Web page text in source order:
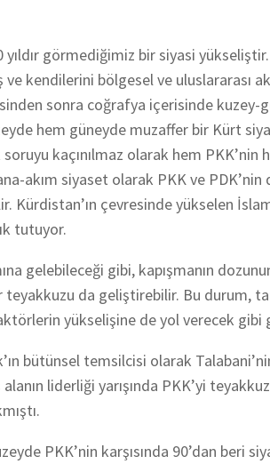
görmediğimiz bir siyasi yükseliştir.
kendilerini bölgesel ve uluslararası
sonra coğrafya içerisinde kuzey-
hem güneyde muzaffer bir Kürt
kaçınılmaz olarak hem PKK’nin
akım siyaset olarak PKK ve
çevresinde yükselen
tutuyor.
gelebileceği gibi, kapışmanın
da geliştirebilir. Bu durum,
yükselişine de yol verecek gibi
bütünsel temsilcisi olarak
liderliği yarışında PKK’yi
PKK’nin karşısında 90’dan beri